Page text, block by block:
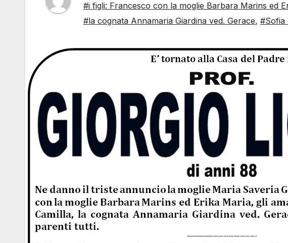
#i figli: Francesco con la moglie Barbara Marins ed
#la cognata Annamaria Giardina ved. Gerace, #Sofia